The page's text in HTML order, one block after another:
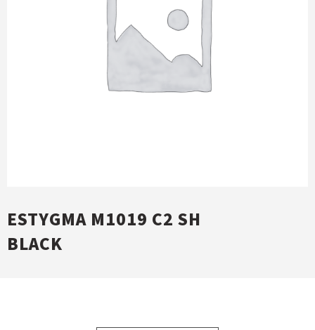
ESTYGMA M1019 C2 SH
BLACK